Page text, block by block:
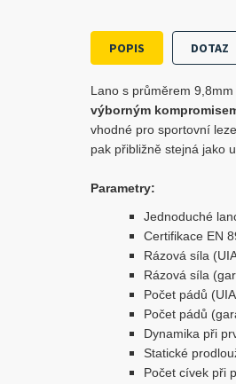
POPIS DOTAZ
Lano s průměrem
výborným
vhodné pro sportovní
pak přibližně stejná jako
Parametry:
Jednoduché
Certifikace EN
Rázová síla
Rázová síla
Počet pádů
Počet pádů
Dynamika při
Statické
Počet cívek při